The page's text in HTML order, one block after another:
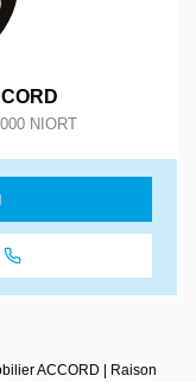
NIORT
ACCORD | Raison